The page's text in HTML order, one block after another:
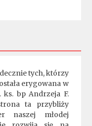
tych, którzy
erygowana w
ks. bp Andrzeja F.
ta przybliży
naszej młodej